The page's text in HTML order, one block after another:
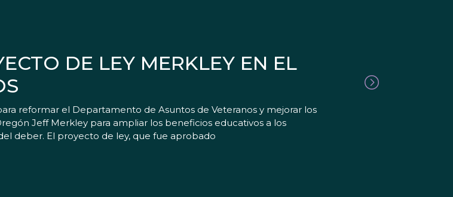
DE LEY MERKLEY EN EL
reformar el Departamento de Asuntos de Veteranos y mejorar los
Jeff Merkley para ampliar los beneficios educativos a los
deber. El proyecto de ley, que fue aprobado